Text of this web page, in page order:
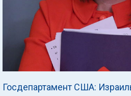
Госдепартамент США: